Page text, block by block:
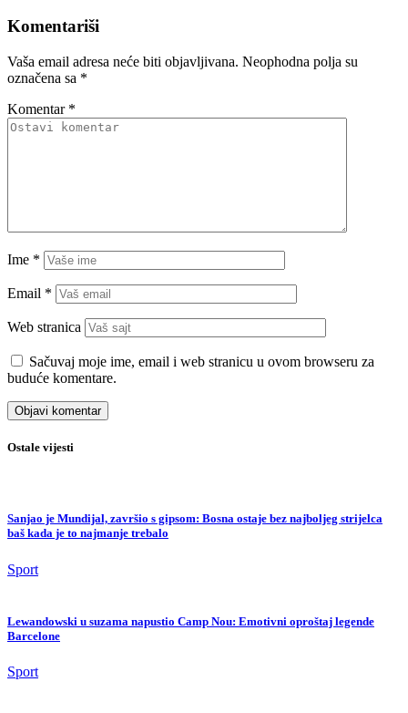
Komentariši
Vaša email adresa neće biti objavljivana. Neophodna polja su
označena sa *
Komentar *
Ime *
Email *
Web stranica
Sačuvaj moje ime, email i web stranicu u ovom browseru za
buduće komentare.
Ostale vijesti
Sanjao je Mundijal, završio s gipsom: Bosna ostaje bez najboljeg strijelca
baš kada je to najmanje trebalo
Sport
Lewandowski u suzama napustio Camp Nou: Emotivni oproštaj legende
Barcelone
Sport